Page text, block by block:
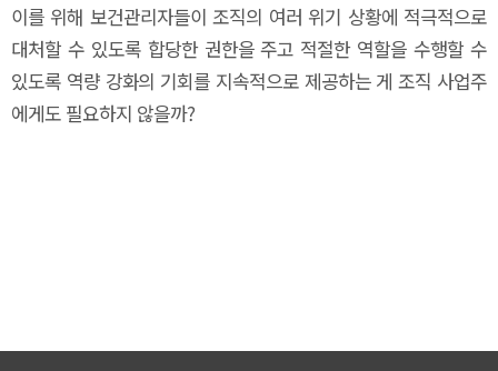
이를 위해 보건관리자들이 조직의 여러 위기 상황에 적극적으로
대처할 수 있도록 합당한 권한을 주고 적절한 역할을 수행할 수
있도록 역량 강화의 기회를 지속적으로 제공하는 게 조직 사업주
에게도 필요하지 않을까?